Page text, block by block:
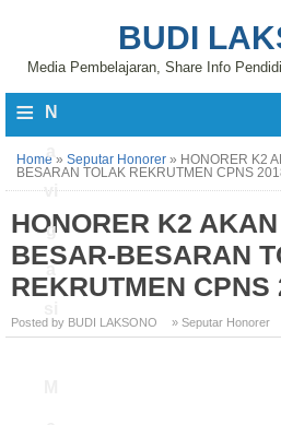
BUDI
Media Pembelajaran, Share Info
≡ N
vi
g
a
Home » Seputar Honorer » HONORER K2
BESARAN TOLAK REKRUTMEN CPNS
HONORER K2
BESAR-BESARAN
REKRUTMEN CPNS
Posted by BUDI LAKSONO » Seputar Honorer